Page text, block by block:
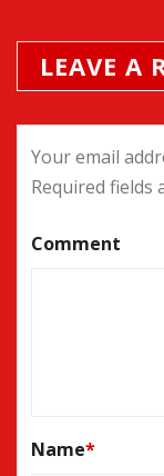
LEAVE A
Your email
Required fields
Comment
Name*